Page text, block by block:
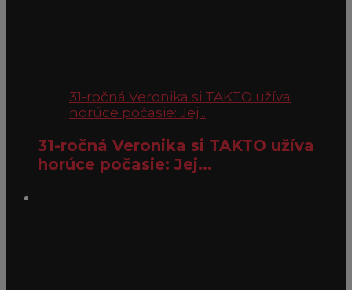
31-ročná Veronika si TAKTO užíva
horúce počasie: Jej...
31-ročná Veronika si TAKTO užíva
horúce počasie: Jej...